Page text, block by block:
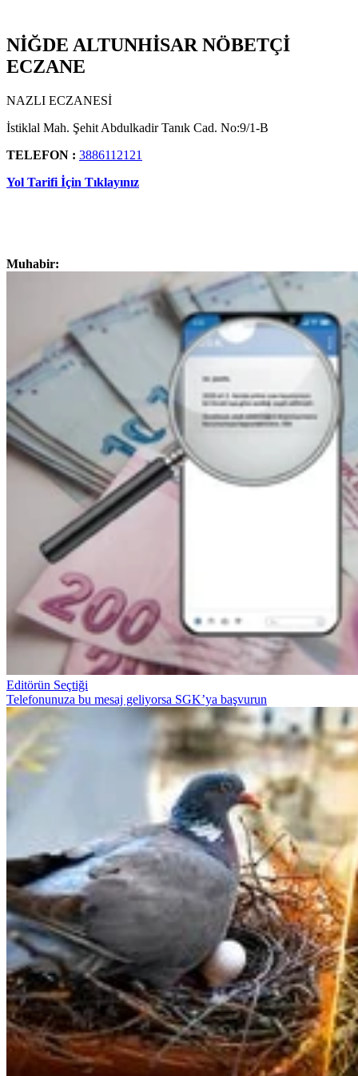
NİĞDE ALTUNHİSAR NÖBETÇİ
ECZANE
NAZLI ECZANESİ
İstiklal Mah. Şehit Abdulkadir Tanık Cad. No:9/1-B
TELEFON : 3886112121
Yol Tarifi İçin Tıklayınız
Muhabir:
Editörün Seçtiği
Telefonunuza bu mesaj geliyorsa SGK’ya başvurun